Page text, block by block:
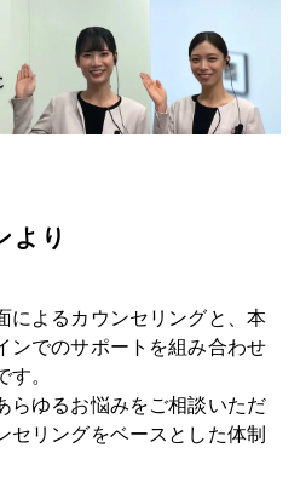
より
によるカウンセリングと、本
ンでのサポートを組み合わせ
。
らゆるお悩みをご相談いただ
セリングをベースとした体制